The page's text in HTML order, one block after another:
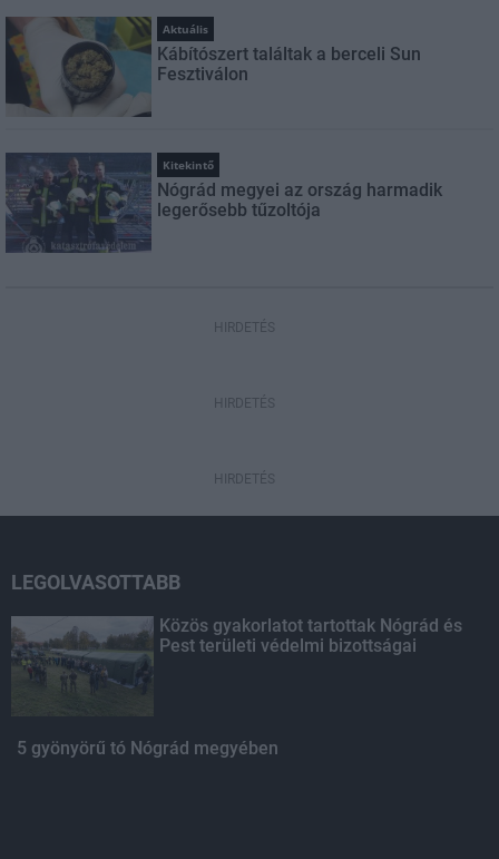
Aktuális
Kábítószert találtak a berceli Sun
Fesztiválon
Kitekintő
Nógrád megyei az ország harmadik
legerősebb tűzoltója
HIRDETÉS
HIRDETÉS
HIRDETÉS
LEGOLVASOTTABB
Közös gyakorlatot tartottak Nógrád és
Pest területi védelmi bizottságai
5 gyönyörű tó Nógrád megyében